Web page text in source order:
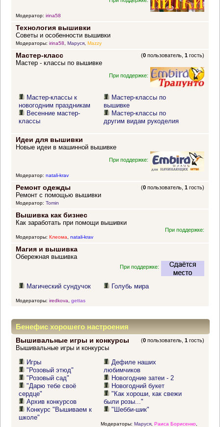
Модератор: irina58
Технология вышивки
Советы и особенности вышивки
Модераторы: irina58, Маруся, Mazzy
Мастер-класс (0 пользователь,1 гость)
Мастер - классы по вышивке
При поддержке:
Мастер-классы к
новогодним праздникам
Весенние мастер-
классы
Мастер-классы по
вышивке
Мастер-классы по
другим видам рукоделия
Идеи для вышивки
Новые идеи в машинной вышивке
При поддержке:
Модератор: natali-krav
Ремонт одежды (0 пользователь,1 гость)
Ремонт с помощью вышивки
Модератор: Tomin
Вышивка как бизнес
Как заработать при помощи вышивки
При поддержке:
Модераторы: Клеома, natali-krav
Магия и вышивка
Обережная вышивка
При поддержке:
Магический сундучок Голубь мира
Модераторы: iredkova gettas
Бенефис хорошего настроения
Вышивальные игры и конкурсы (0 пользователь,1 гость)
Вышивальные игры и конкурсы
Игры
"Розовый этюд"
"Розовый сад"
"Дарю тебе своё
сердце"
Архив конкурсов
Конкурс "Вышиваем к
школе"
Дефиле наших
любимчиков
Новогодние затеи - 2
Новогодний букет
"Как хороши, как свежи
были розы..."
"Шебби-шик"
Модераторы: Маруся, Раиса Борисенко,